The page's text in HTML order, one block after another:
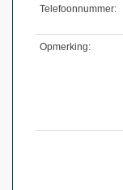
Telefoonnummer:
Opmerking: